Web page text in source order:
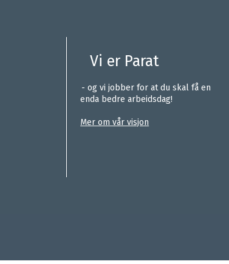
Vi er Parat
- og vi jobber for at du skal få en
enda bedre arbeidsdag!
Mer om vår visjon